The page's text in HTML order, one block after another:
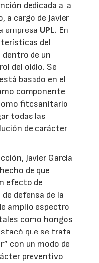
dedicada a la
a cargo de Javier
empresa UPL. En
del
dentro de un
del oídio. Se
basado en el
componente
fitosanitario
todas las
de carácter
Javier García
de que
efecto de
defensa de la
amplio espectro
como hongos
que se trata
con un modo de
preventivo